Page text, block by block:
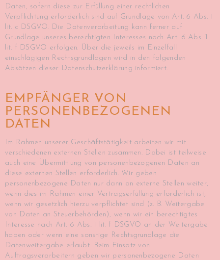
Daten, sofern diese zur Erfüllung einer rechtlichen
Verpflichtung erforderlich sind auf Grundlage von Art. 6 Abs. 1
lit. c DSGVO. Die Datenverarbeitung kann ferner auf
Grundlage unseres berechtigten Interesses nach Art. 6 Abs. 1
lit. f DSGVO erfolgen. Über die jeweils im Einzelfall
einschlägigen Rechtsgrundlagen wird in den folgenden
Absätzen dieser Datenschutzerklärung informiert.
EMPFÄNGER VON
PERSONENBEZOGENEN
DATEN
Im Rahmen unserer Geschäftstätigkeit arbeiten wir mit
verschiedenen externen Stellen zusammen. Dabei ist teilweise
auch eine Übermittlung von personenbezogenen Daten an
diese externen Stellen erforderlich. Wir geben
personenbezogene Daten nur dann an externe Stellen weiter,
wenn dies im Rahmen einer Vertragserfüllung erforderlich ist,
wenn wir gesetzlich hierzu verpflichtet sind (z. B. Weitergabe
von Daten an Steuerbehörden), wenn wir ein berechtigtes
Interesse nach Art. 6 Abs. 1 lit. f DSGVO an der Weitergabe
haben oder wenn eine sonstige Rechtsgrundlage die
Datenweitergabe erlaubt. Beim Einsatz von
Auftragsverarbeitern geben wir personenbezogene Daten